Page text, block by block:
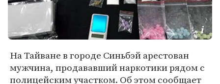
На Тайване в городе Синьбэй арестован
мужчина, продававший наркотики рядом с
полицейским участком. Об этом сообщает